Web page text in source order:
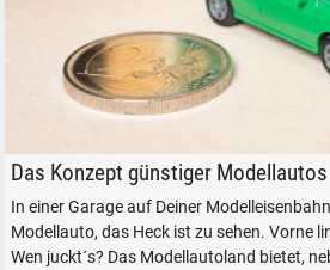
VW Polo 6N2 BJ 2000 von Wiking
Das Konzept günstiger Modellautos
In einer Garage auf Deiner
Modellauto, das Heck ist zu sehen. Vorne
Wen juckt´s? Das Modellautoland bietet,